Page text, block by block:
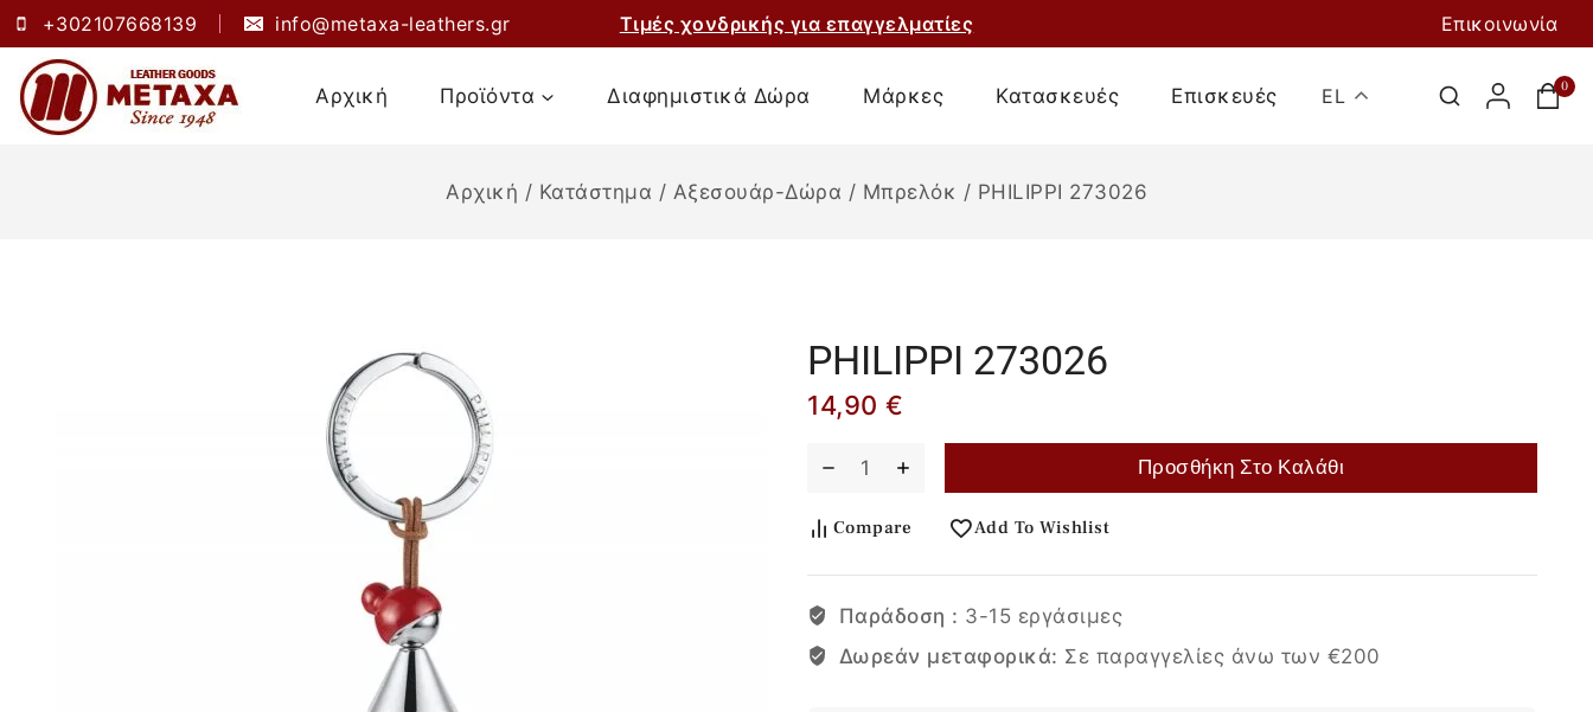
+302107668139 info@metaxa-leathers.gr Τιμές χονδρικής για επαγγελματίες Επικοινωνία
Αρχική Προϊόντα Διαφημιστικά Δώρα Μάρκες Κατασκευές Επισκευές EL 0
Αρχική / Κατάστημα / Αξεσουάρ-Δώρα / Μπρελόκ / PHILIPPΙ 273026
PHILIPPΙ 273026
14,90 €
Προσθήκη Στο Καλάθι
Compare Add To Wishlist
Παράδοση : 3-15 εργάσιμες
Δωρεάν μεταφορικά: Σε παραγγελίες άνω των €200